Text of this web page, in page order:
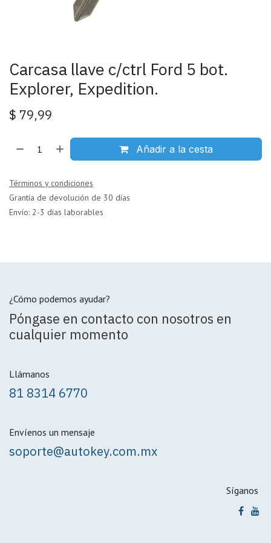
Carcasa llave c/ctrl Ford 5 bot.
Explorer, Expedition.
$ 79,99
Añadir a la cesta
Términos y condiciones
Grantía de devolución de 30 días
Envío: 2-3 días laborables
¿Cómo podemos ayudar?
Póngase en contacto con nosotros en
cualquier momento
Llámanos
81 8314 6770
Envíenos un mensaje
soporte@autokey.com.mx
Síganos